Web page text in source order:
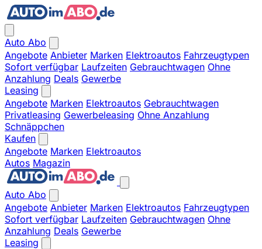
Auto Abo
Angebote Anbieter Marken Elektroautos Fahrzeugtypen
Sofort verfügbar Laufzeiten Gebrauchtwagen Ohne
Anzahlung Deals Gewerbe
Leasing
Angebote Marken Elektroautos Gebrauchtwagen
Privatleasing Gewerbeleasing Ohne Anzahlung
Schnäppchen
Kaufen
Angebote Marken Elektroautos
Autos Magazin
Auto Abo
Angebote Anbieter Marken Elektroautos Fahrzeugtypen
Sofort verfügbar Laufzeiten Gebrauchtwagen Ohne
Anzahlung Deals Gewerbe
Leasing